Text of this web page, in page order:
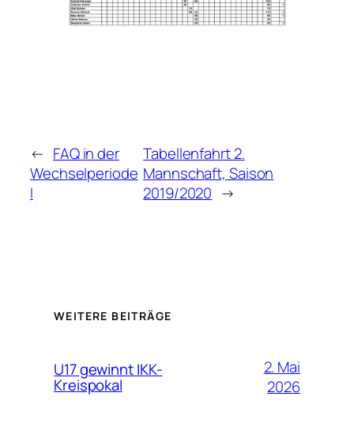
← FAQ in der
Wechselperiode
I
Tabellenfahrt 2.
Mannschaft, Saison
2019/2020 →
WEITERE BEITRÄGE
U17 gewinnt IKK-
Kreispokal
2. Mai
2026